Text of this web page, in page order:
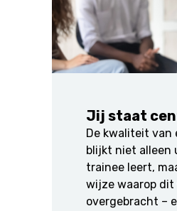
Jij staat
De kwaliteit van
blijkt niet alleen
trainee leert,
wijze waarop
overgebracht –